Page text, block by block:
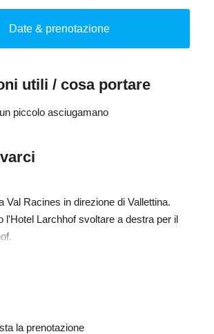
bene l'acqua, ed essa sarà
fidata."
la prenotazione!
Date & prenotazione
utili / cosa portare
piccolo asciugamano
Val Racines in direzione di Vallettina.
l'Hotel Larchhof svoltare a destra per il
a piedi.
la prenotazione